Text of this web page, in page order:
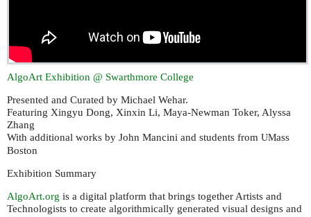
AlgoArt Exhibition @ Swarthmore College
Presented and Curated by Michael Wehar.
Featuring Xingyu Dong, Xinxin Li, Maya-Newman Toker, Alyssa
Zhang
With additional works by John Mancini and students from UMass
Boston
Exhibition Summary
AlgoArt.org is a digital platform that brings together Artists and
Technologists to create algorithmically generated visual designs and